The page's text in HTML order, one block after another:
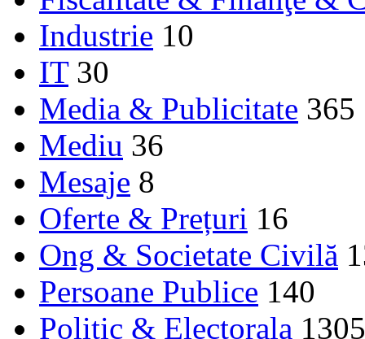
Industrie 10
IT 30
Media & Publicitate 365
Mediu 36
Mesaje 8
Oferte & Prețuri 16
Ong & Societate Civilă
Persoane Publice 140
Politic & Electorala 1305